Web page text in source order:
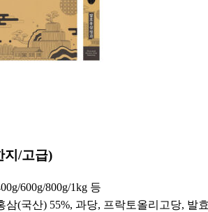
지/고급)
600g/800g/1kg 등
삼(국산) 55%, 과당, 프락토올리고당, 발